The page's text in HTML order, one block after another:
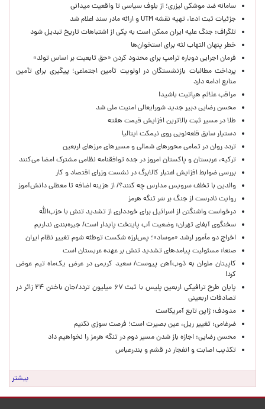
سامانه ضد موشکی لیزری؛ از بلوف سیاسی تا واقعیت میدانی
جزئیات ثبت ادعا، تهیه نقشه UTM و ارائه مادر سند اعلام شد
تلگراف: جنگ علیه ایران ممکن است به یکی از اشتباهات تاریخ تبدیل شود
خطر پنهان التهاب لثه برای استخوان‌ها
فرمان اجرایی دوباره ترامپ برای محدود کردن «حق تابعیت بر اساس تولد»
پرداخت مطالبات بازنشستگان در اولویت تأمین اجتماعی؛ پیگیری برای تأمین
منابع ادامه دارد
مراقب علائم هپاتیت باشید!
محسن رضایی دبیر جدید شورایعالی امنیت ملی شد
طلا در مسیر ثبت بالاترین افزایش قیمت هفته
دستیار سابق قلعه‌نویی روی نیمکت ایتالیا
تردد روان در تمامی محورهای شمالی و مسیرهای مرزهای اربعین
ترکیه، عربستان و پاکستان امروز در جده توافقنامه نظامی مشترک امضا می‌کنند
بررسی ضوابط افزایش اعتبار کالابرگ در نشست وزرای اقتصاد و کار
والدین با تخلف سرویس مدارس چه کنند؟/ از هزینه اضافه تا معطلی دانش‌آموز
روایت نادرست از جنگ بر سَر تنگه هرمز
درخواست واشنگتن از اسرائیل برای خودداری از تشدید تنش با حزب‌الله
سخنگوی آبفای تهران: وضعیت آب پایتخت پایدار است/ جیره‌بندی نداریم
اخراج دو مأمور ارشد «موساد»؛ پس‌لرزه شکست توطئه شوم تغییر نظام ایران
صنعا: مسئولیت پیامدهای تشدید تنش بر عهده عربستان است
کاپیتان ملوان به ذوب‌آهن پیوست/ سعید کریمی در عرض یک‌ماه تیم عوض
کرد!
پایان طرح ترافیکی اربعین پلیس با ثبت ۶۷ میلیون تردد/جان باختن ۲۴ زائر در
تصادفات اربعینی
مدودف: ژاپن تابع آمریکاست
ضرغامی: تغییر ریل، عین بصیرت است؛ فرصت سوزی نکنیم
محسن رضایی: اجازه باز شدن مسیر دوم در تنگه هرمز را نخواهیم داد
تکذیب اصابت و انفجار در قشم و بندرعباس
بیشتر